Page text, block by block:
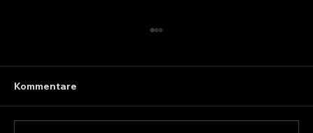
Kommentare